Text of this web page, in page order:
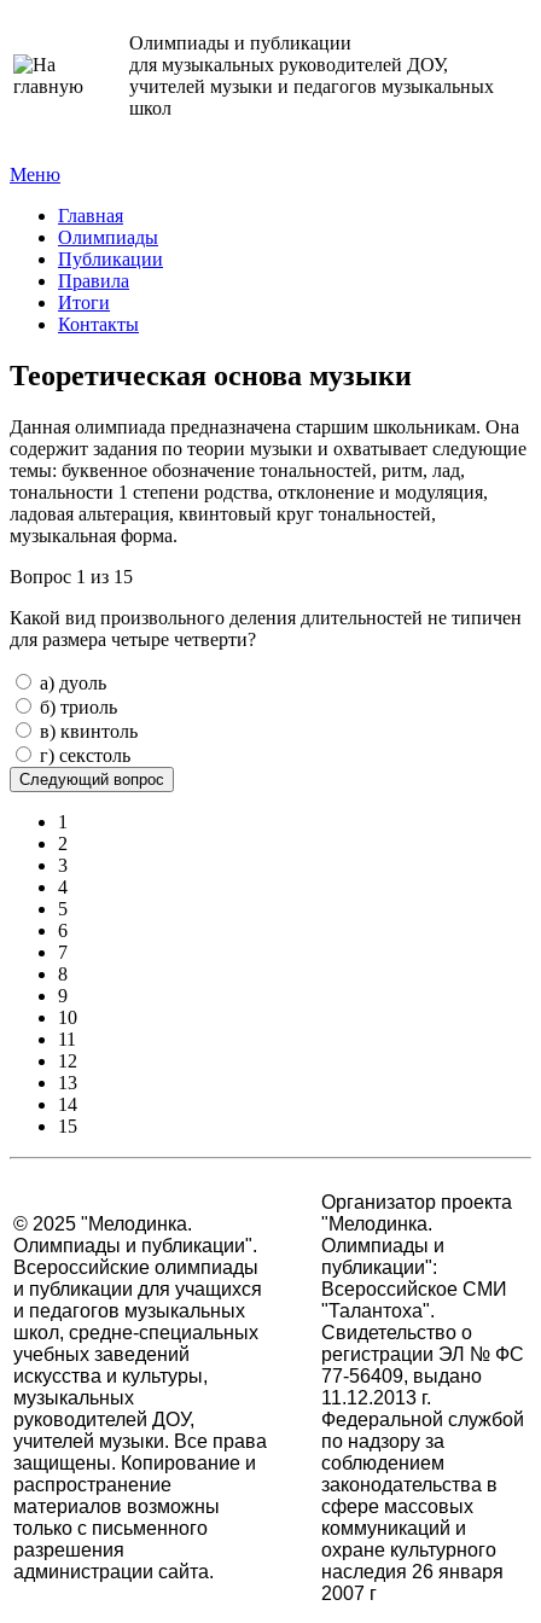
Олимпиады и публикации
для музыкальных руководителей ДОУ,
учителей музыки и педагогов музыкальных
школ
Меню
Главная
Олимпиады
Публикации
Правила
Итоги
Контакты
Теоретическая основа музыки
Данная олимпиада предназначена старшим школьникам. Она
содержит задания по теории музыки и охватывает следующие
темы: буквенное обозначение тональностей, ритм, лад,
тональности 1 степени родства, отклонение и модуляция,
ладовая альтерация, квинтовый круг тональностей,
музыкальная форма.
Вопрос 1 из 15
Какой вид произвольного деления длительностей не типичен
для размера четыре четверти?
а) дуоль
б) триоль
в) квинтоль
г) секстоль
1
2
3
4
5
6
7
8
9
10
11
12
13
14
15
© 2025 "Мелодинка.
Олимпиады и публикации".
Всероссийские олимпиады
и публикации для учащихся
и педагогов музыкальных
школ, средне-специальных
учебных заведений
искусства и культуры,
музыкальных
руководителей ДОУ,
учителей музыки. Все права
защищены. Копирование и
распространение
материалов возможны
только с письменного
разрешения
администрации сайта.
Организатор проекта
"Мелодинка.
Олимпиады и
публикации":
Всероссийское СМИ
"Талантоха".
Свидетельство о
регистрации ЭЛ № ФС
77-56409, выдано
11.12.2013 г.
Федеральной службой
по надзору за
соблюдением
законодательства в
сфере массовых
коммуникаций и
охране культурного
наследия 26 января
2007 г